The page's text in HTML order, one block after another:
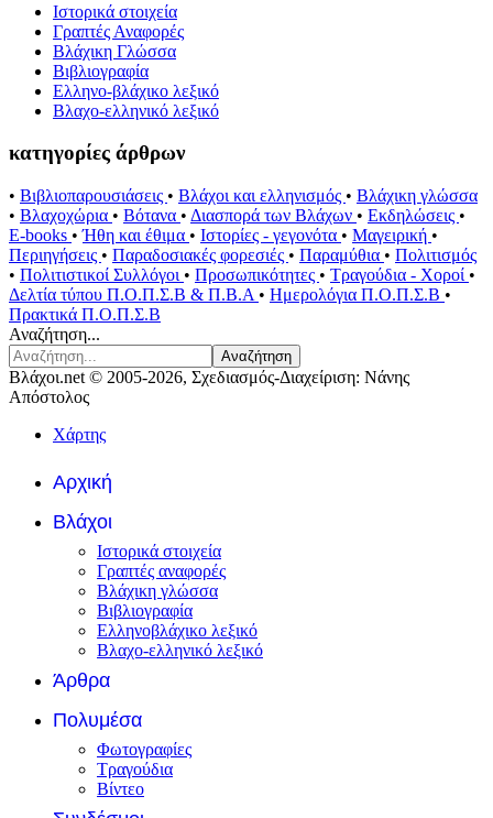
Ιστορικά στοιχεία
Γραπτές Αναφορές
Βλάχικη Γλώσσα
Βιβλιογραφία
Ελληνο-βλάχικο λεξικό
Βλαχο-ελληνικό λεξικό
κατηγορίες άρθρων
• Βιβλιοπαρουσιάσεις • Βλάχοι και ελληνισμός • Βλάχικη γλώσσα
• Βλαχοχώρια • Βότανα • Διασπορά των Βλάχων • Εκδηλώσεις •
E-books •Ήθη και έθιμα • Ιστορίες - γεγονότα • Μαγειρική •
Περιηγήσεις • Παραδοσιακές φορεσιές • Παραμύθια • Πολιτισμός
• Πολιτιστικοί Συλλόγοι • Προσωπικότητες • Τραγούδια - Χοροί •
Δελτία τύπου Π.Ο.Π.Σ.Β & Π.Β.Α • Ημερολόγια Π.Ο.Π.Σ.Β •
Πρακτικά Π.Ο.Π.Σ.Β
Αναζήτηση...
Αναζήτηση
Βλάχοι.net © 2005-2026, Σχεδιασμός-Διαχείριση: Νάνης
Απόστολος
Χάρτης
Αρχική
Βλάχοι
Ιστορικά στοιχεία
Γραπτές αναφορές
Βλάχικη γλώσσα
Βιβλιογραφία
Ελληνοβλάχικο λεξικό
Βλαχο-ελληνικό λεξικό
Άρθρα
Πολυμέσα
Φωτογραφίες
Τραγούδια
Βίντεο